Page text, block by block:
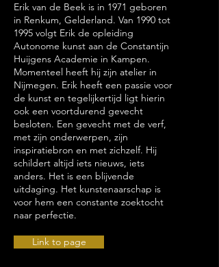
Erik van de Beek is in 1971 geboren
in Renkum, Gelderland. Van 1990 tot
1995 volgt Erik de opleiding
Autonome kunst aan de Constantijn
Huijgens Academie in Kampen.
Momenteel heeft hij zijn atelier in
Nijmegen. Erik heeft een passie voor
de kunst en tegelijkertijd ligt hierin
ook een voortdurend gevecht
besloten. Een gevecht met de verf,
met zijn onderwerpen, zijn
inspiratiebron en met zichzelf. Hij
schildert altijd iets nieuws, iets
anders. Het is een blijvende
uitdaging. Het kunstenaarschap is
voor hem een constante zoektocht
naar perfectie.
Link to page